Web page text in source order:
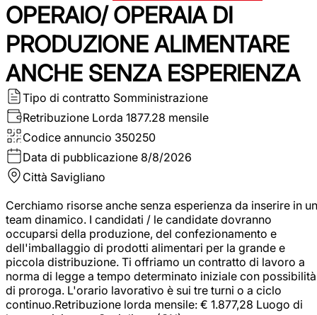
OPERAIO/ OPERAIA DI
PRODUZIONE ALIMENTARE
ANCHE SENZA ESPERIENZA
Tipo di contratto Somministrazione
Retribuzione Lorda 1877.28 mensile
Codice annuncio 350250
Data di pubblicazione 8/8/2026
Città Savigliano
Cerchiamo risorse anche senza esperienza da inserire in un
team dinamico. I candidati / le candidate dovranno
occuparsi della produzione, del confezionamento e
dell'imballaggio di prodotti alimentari per la grande e
piccola distribuzione. Ti offriamo un contratto di lavoro a
norma di legge a tempo determinato iniziale con possibilità
di proroga. L'orario lavorativo è sui tre turni o a ciclo
continuo.Retribuzione lorda mensile: € 1.877,28 Luogo di